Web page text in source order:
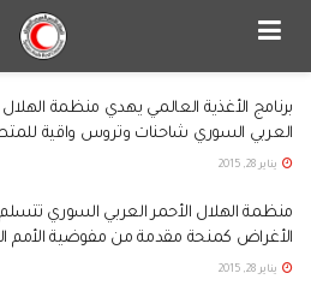
برنامج الأغذية العالمي يهدي منظمة الهلال
العربي السوري شاحنات وتروس واقية
يناير 28, 2015
منظمة الهلال الأحمر العربي السوري
الأغراض كمنحة مقدمة من مفوضية الأمم
يناير 28, 2015